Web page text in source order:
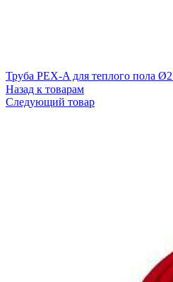
Труба PEX-A для теплого пола
Назад к товарам
Следующий товар